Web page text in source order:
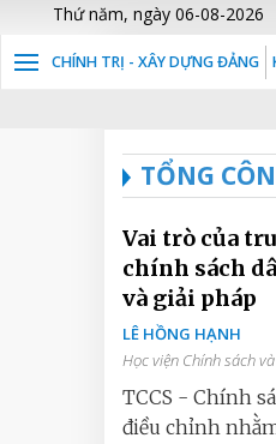
Thứ năm, ngày 06-08-2026
CHÍNH TRỊ - XÂY DỰNG ĐẢNG
TỔNG
Vai trò của
chính sách
và giải pháp
LÊ HỒNG HẠNH
Học viện Chính sách
TCCS - Chính
điều chỉnh